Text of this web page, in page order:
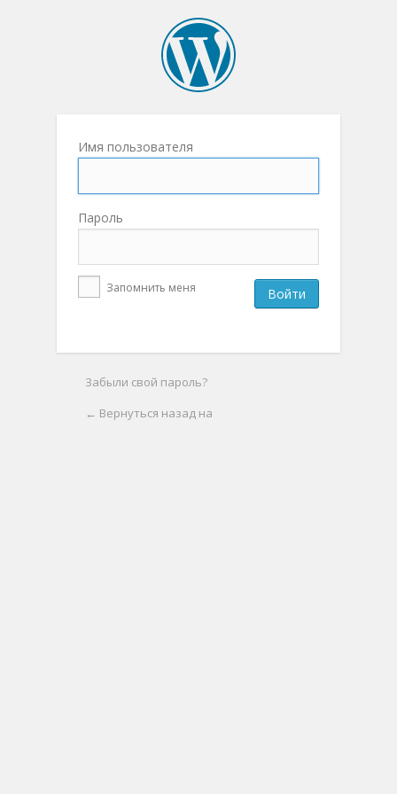
Имя пользователя
Пароль
Запомнить меня
Забыли свой пароль?
← Вернуться назад на